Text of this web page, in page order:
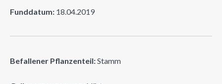
Funddatum: 18.04.2019
Befallener Pflanzenteil:Stamm